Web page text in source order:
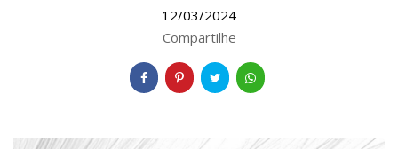
12/03/2024
Compartilhe